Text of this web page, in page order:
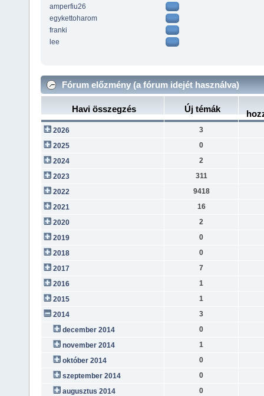
amperfiu26
egykettoharom
franki
lee
Fórum előzmény (a fórum idejét használva)
Havi összegzés Új témák
2026
3
2025
0
2024
2
2023
311
2022
9418
2021
16
2020
2
2019
0
2018
0
2017
7
2016
1
2015
1
2014
3
december 2014
0
november 2014
1
október 2014
0
szeptember 2014
0
augusztus 2014
0